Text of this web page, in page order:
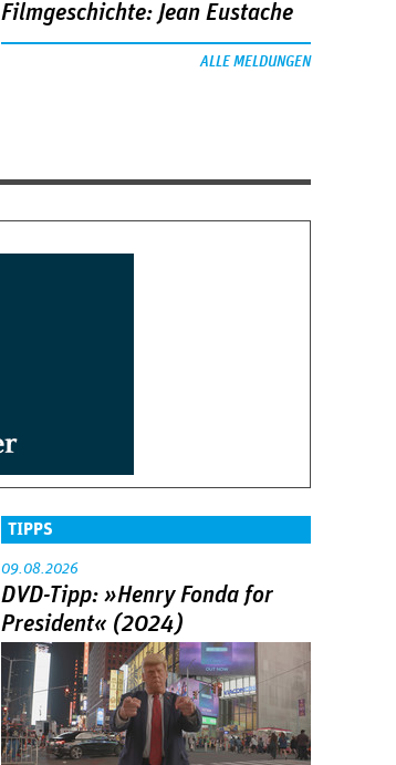
Filmgeschichte: Jean Eustache
ALLE MELDUNGEN
TIPPS
09.08.2026
DVD-Tipp: »Henry Fonda for
President« (2024)